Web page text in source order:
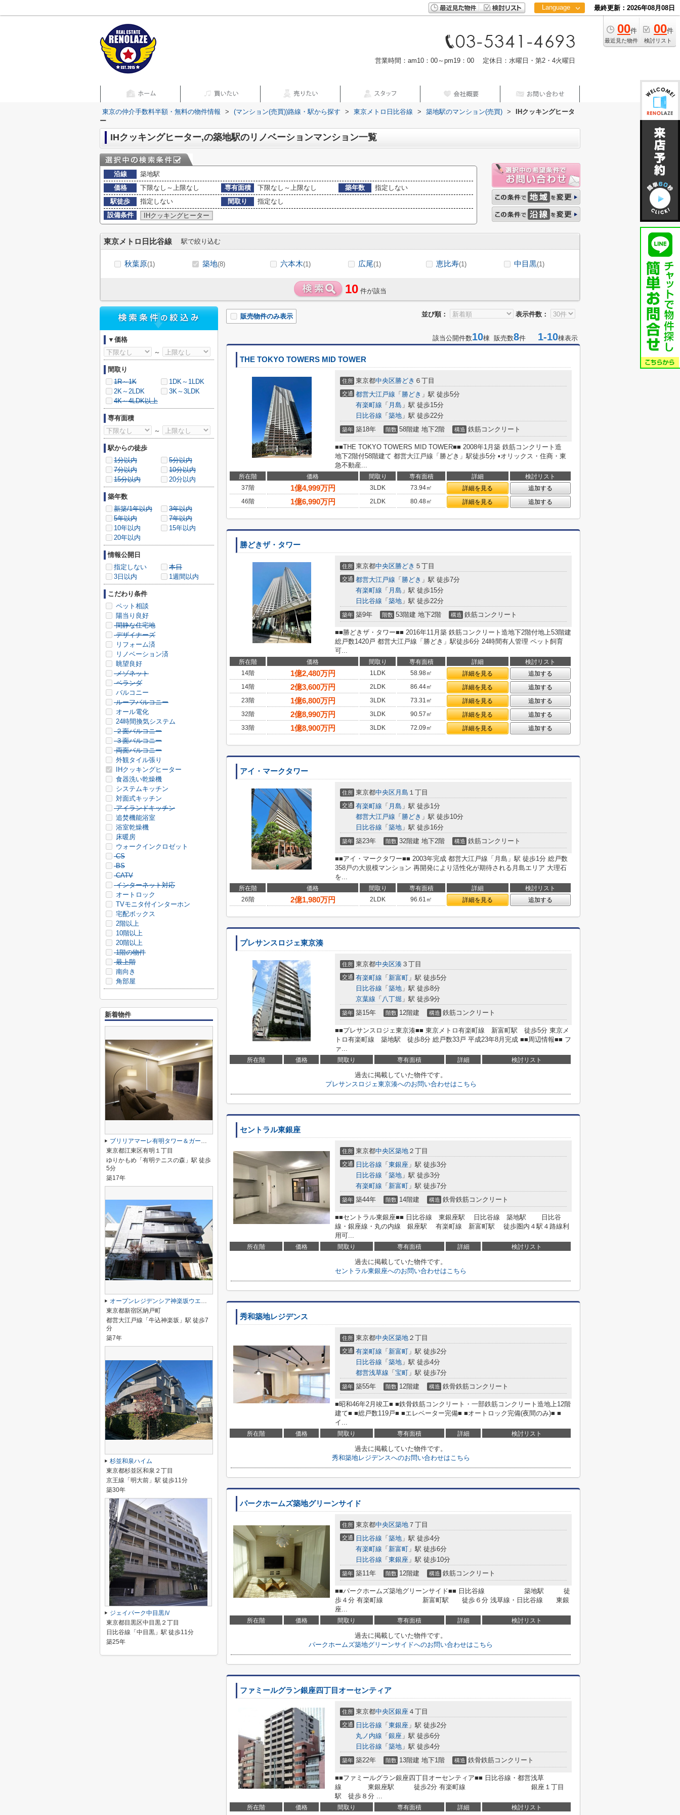
Language
中文
最終更新：2026年08月08日
00件
最近見た物件
00件
検討リスト
営業時間：am10：00～pm19：00 定休日：水曜日・第2・4火曜日
東京の仲介手数料半額・無料の物件情報 > (マンション(売買))路線・駅から探す > 東京メトロ日比谷線 > 築地駅のマンション(売買) >
IHクッキングヒータ
ー
IHクッキングヒーター,の築地駅のリノベーションマンション一覧
沿線
築地駅
価格
下限なし～上限なし 専有面積 下限なし～上限なし 築年数
指定しない
駅徒歩
指定しない 間取り
指定なし
設備条件
IHクッキングヒーター
東京メトロ日比谷線 駅で絞り込む
秋葉原(1) 築地(8) 六本木(1) 広尾(1) 恵比寿(1) 中目黒(1)
10 件が該当
並び順： 表示件数：
販売物件のみ表示
該当公開件数10棟 販売数8件 1-10棟表示
THE TOKYO TOWERS MID TOWER
住所 東京都中央区勝どき ６丁目
交通 都営大江戸線 「 勝どき 」駅 徒歩5分
有楽町線 「 月島 」駅 徒歩15分
日比谷線 「 築地 」駅 徒歩22分
築年 築18年 階数 58階建 地下2階 構造 鉄筋コンクリート
■■THE TOKYO TOWERS MID TOWER■■ 2008年1月築 鉄筋コンクリート造
地下2階付58階建て 都営大江戸線「勝どき」駅徒歩5分 ▪オリックス・住商・東
急不動産...
所在階 価格 間取り 専有面積 詳細
検討リスト
37階
1億4,999万円 3LDK 73.94㎡ 詳細を見る
追加する
46階
1億6,990万円 2LDK 80.48㎡ 詳細を見る 追加する
勝どきザ・タワー
住所 東京都中央区勝どき ５丁目
交通 都営大江戸線 「 勝どき 」駅 徒歩7分
有楽町線 「 月島 」駅 徒歩15分
日比谷線 「 築地 」駅 徒歩22分
築年 築9年 階数 53階建 地下2階 構造 鉄筋コンクリート
■■勝どきザ・タワー■■ 2016年11月築 鉄筋コンクリート造地下2階付地上53階建
総戸数1420戸 都営大江戸線「勝どき」駅徒歩6分 24時間有人管理 ペット飼育
可...
所在階 価格 間取り 専有面積 詳細
検討リスト
14階
1億2,480万円 1LDK 58.98㎡ 詳細を見る
追加する
14階
2億3,600万円 2LDK 86.44㎡ 詳細を見る
追加する
23階
1億6,800万円 3LDK 73.31㎡ 詳細を見る
追加する
32階
2億8,990万円 3LDK 90.57㎡ 詳細を見る
追加する
33階
1億8,900万円 3LDK 72.09㎡ 詳細を見る 追加する
アイ・マークタワー
住所 東京都中央区月島 １丁目
交通 有楽町線 「 月島 」駅 徒歩1分
都営大江戸線 「 勝どき 」駅 徒歩10分
日比谷線 「 築地 」駅 徒歩16分
築年 築23年 階数 32階建 地下2階 構造 鉄筋コンクリート
■■アイ・マークタワー■■ 2003年完成 都営大江戸線「月島」駅 徒歩1分 総戸数
358戸の大規模マンション 再開発により活性化が期待される月島エリア 大理石
を...
所在階 価格 間取り 専有面積 詳細
検討リスト
26階
2億1,980万円 2LDK 96.61㎡ 詳細を見る 追加する
プレサンスロジェ東京湊
住所 東京都中央区湊 ３丁目
交通 有楽町線 「 新富町 」駅 徒歩5分
日比谷線 「 築地 」駅 徒歩8分
京葉線 「 八丁堀 」駅 徒歩9分
築年 築15年 階数 12階建 構造 鉄筋コンクリート
■■プレサンスロジェ東京湊■■ 東京メトロ有楽町線 新富町駅 徒歩5分 東京メ
トロ有楽町線 築地駅 徒歩8分 総戸数33戸 平成23年8月完成 ■■周辺情報■■ フ
ァ...
所在階 価格 間取り 専有面積 詳細 検討リスト
過去に掲載していた物件です。
プレサンスロジェ東京湊へのお問い合わせはこちら
セントラル東銀座
住所 東京都中央区築地 ２丁目
交通 日比谷線 「 東銀座 」駅 徒歩3分
日比谷線 「 築地 」駅 徒歩3分
有楽町線 「 新富町 」駅 徒歩7分
築年 築44年 階数 14階建 構造 鉄骨鉄筋コンクリート
■■セントラル東銀座■■ 日比谷線 東銀座駅 日比谷線 築地駅 日比谷
線・銀座線・丸の内線 銀座駅 有楽町線 新富町駅 徒歩圏内４駅４路線利
用可...
所在階 価格 間取り 専有面積 詳細 検討リスト
過去に掲載していた物件です。
セントラル東銀座へのお問い合わせはこちら
秀和築地レジデンス
住所 東京都中央区築地 ２丁目
交通 有楽町線 「 新富町 」駅 徒歩2分
日比谷線 「 築地 」駅 徒歩4分
都営浅草線 「 宝町 」駅 徒歩7分
築年 築55年 階数 12階建 構造 鉄骨鉄筋コンクリート
■昭和46年2月竣工■ ■鉄骨鉄筋コンクリート・一部鉄筋コンクリート造地上12階
建て■ ■総戸数119戸■ ■エレベーター完備■ ■オートロック完備(夜間のみ)■ ■
イ...
所在階 価格 間取り 専有面積 詳細 検討リスト
過去に掲載していた物件です。
秀和築地レジデンスへのお問い合わせはこちら
パークホームズ築地グリーンサイド
住所 東京都中央区築地 ７丁目
交通 日比谷線 「 築地 」駅 徒歩4分
有楽町線 「 新富町 」駅 徒歩6分
日比谷線 「 東銀座 」駅 徒歩10分
築年 築11年 階数 12階建 構造 鉄筋コンクリート
■■パークホームズ築地グリーンサイド■■ 日比谷線 築地駅 徒
歩４分 有楽町線 新富町駅 徒歩６分 浅草線・日比谷線 東銀
座...
所在階 価格 間取り 専有面積 詳細 検討リスト
過去に掲載していた物件です。
パークホームズ築地グリーンサイドへのお問い合わせはこちら
ファミールグラン銀座四丁目オーセンティア
住所 東京都中央区銀座 ４丁目
交通 日比谷線 「 東銀座 」駅 徒歩2分
丸ノ内線 「 銀座 」駅 徒歩6分
日比谷線 「 築地 」駅 徒歩4分
築年 築22年 階数 13階建 地下1階 構造 鉄骨鉄筋コンクリート
■■ファミールグラン銀座四丁目オーセンティア■■ 日比谷線・都営浅草
線 東銀座駅 徒歩2分 有楽町線 銀座１丁目
駅 徒歩８分 ...
所在階 価格 間取り 専有面積 詳細 検討リスト
▼価格
～
間取り
1R～1K
1DK～1LDK
2K～2LDK
3K～3LDK
4K～4LDK以上
専有面積
～
駅からの徒歩
1分以内
5分以内
7分以内
10分以内
15分以内
20分以内
築年数
新築/1年以内
3年以内
5年以内
7年以内
10年以内
15年以内
20年以内
情報公開日
指定しない
本日
3日以内
1週間以内
こだわり条件
ペット相談
陽当り良好
閑静な住宅地
デザイナーズ
リフォーム済
リノベーション済
眺望良好
メゾネット
ベランダ
バルコニー
ルーフバルコニー
オール電化
24時間換気システム
２面バルコニー
３面バルコニー
両面バルコニー
外観タイル張り
IHクッキングヒーター
食器洗い乾燥機
システムキッチン
対面式キッチン
アイランドキッチン
追焚機能浴室
浴室乾燥機
床暖房
ウォークインクロゼット
CS
BS
CATV
インターネット対応
オートロック
TVモニタ付インターホン
宅配ボックス
2階以上
10階以上
20階以上
1階の物件
最上階
南向き
角部屋
新着物件
ブリリアマーレ有明タワー＆ガーデン
東京都江東区有明１丁目
ゆりかもめ「有明テニスの森」駅 徒歩
5分
築17年
オープンレジデンシア神楽坂ウエスト・テラス
東京都新宿区納戸町
都営大江戸線「牛込神楽坂」駅 徒歩7
分
築7年
杉並和泉ハイム
東京都杉並区和泉２丁目
京王線「明大前」駅 徒歩11分
築30年
ジェイパーク中目黒Ⅳ
東京都目黒区中目黒２丁目
日比谷線「中目黒」駅 徒歩11分
築25年